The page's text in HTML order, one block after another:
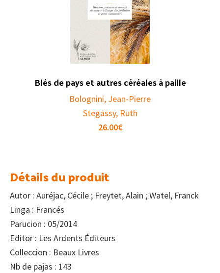
Blés de pays et autres céréales à paille
Bolognini, Jean-Pierre
Stegassy, Ruth
26.00€
Détails du produit
Autor : Auréjac, Cécile ; Freytet, Alain ; Watel, Franck
Linga : Francés
Parucion : 05/2014
Editor : Les Ardents Éditeurs
Colleccion : Beaux Livres
Nb de pajas : 143